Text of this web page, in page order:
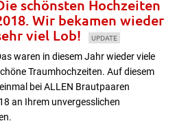
schönsten Hochzeiten
Wir bekamen wieder
viel Lob!
UPDATE
waren in diesem Jahr wieder viele
Traumhochzeiten. Auf diesem
bei ALLEN Brautpaaren
an Ihrem unvergesslichen